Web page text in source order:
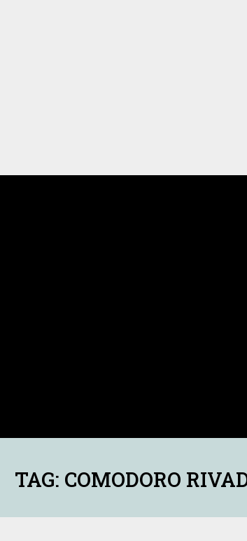
TAG: COMODORO